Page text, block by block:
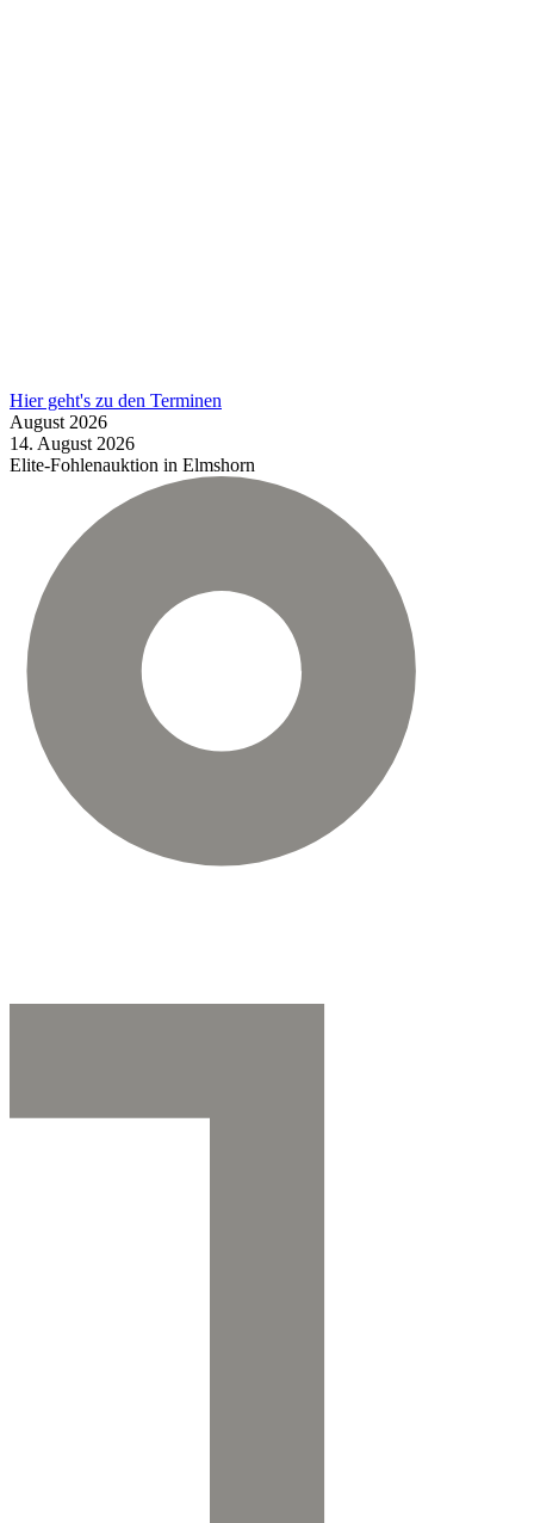
Hier geht's zu den Terminen
August 2026
14. August 2026
Elite-Fohlenauktion in Elmshorn